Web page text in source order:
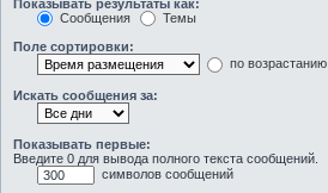
Показывать результаты как:
Сообщения
Темы
Поле сортировки:
по возрастанию
Искать сообщения за:
Показывать первые:
Введите 0 для вывода полного текста сообщений.
символов сообщений